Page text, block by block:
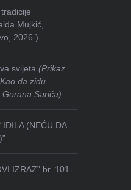
Mujkić,
2026.)
svijeta(Prikaz
da zidu
Gorana Sarića)
(NEĆU DA
IZRAZ” br. 101-